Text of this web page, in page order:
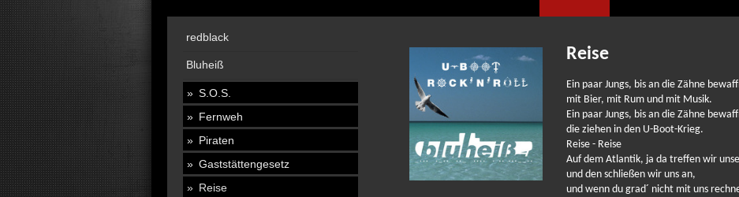
Reise
Ein paar Jungs, bis an die Zähne
mit Bier, mit Rum und mit Musik.
Ein paar Jungs, bis an die Zähne
die ziehen in den U-Boot-Krieg.
Reise - Reise
Auf dem Atlantik, ja da treffen wir
und den schließen wir uns an,
und wenn du grad´ nicht mit uns
redblack
Bluheiß
S.O.S.
Fernweh
Piraten
Gaststättengesetz
Reise